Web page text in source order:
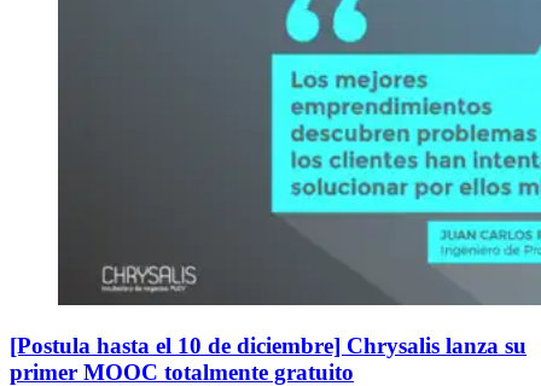
[Postula hasta el 10 de diciembre] Chrysalis lanza su
primer MOOC totalmente gratuito